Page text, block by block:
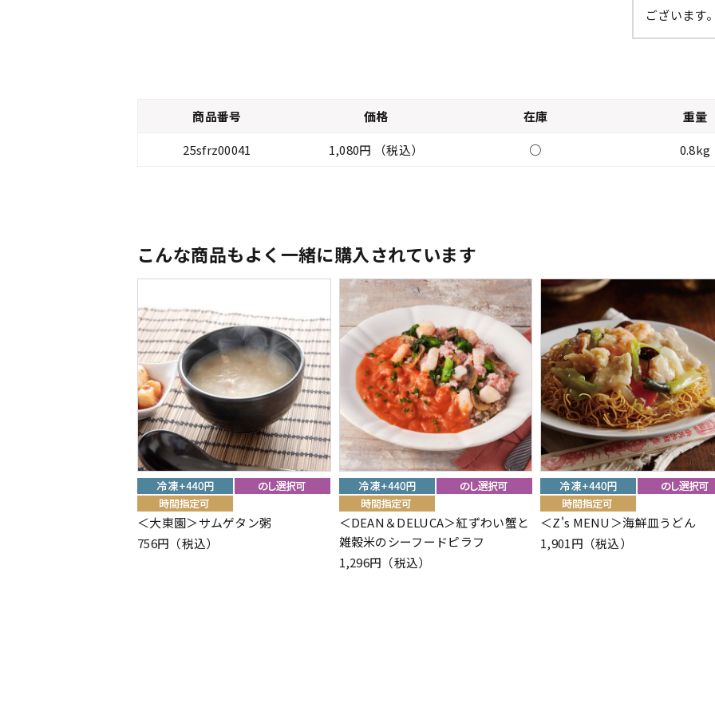
ございます
商品番号 価格 在庫
重量
25sfrz00041
1,080円 （税込） ○ 0.8kg
こんな商品もよく一緒に購入されています
＜大東園＞サムゲタン粥
756円（税込）
＜DEAN＆DELUCA＞紅ずわい蟹と
雑穀米のシーフードピラフ
1,296円（税込）
＜Z's MENU＞海鮮皿うどん
1,901円（税込）